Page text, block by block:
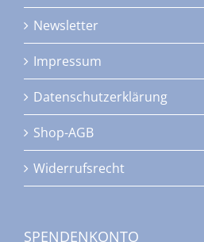
Newsletter
Impressum
Datenschutzerklärung
Shop-AGB
Widerrufsrecht
SPENDENKONTO